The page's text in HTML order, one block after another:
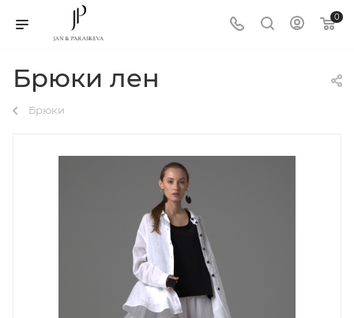
0
Брюки лен
Брюки